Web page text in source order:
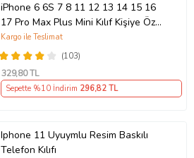
iPhone 6 6S 7 8 11 12 13 14 15 16
17 Pro Max Plus Mini Kılıf Kişiye Özel
Resimli Fotoğraflı Silikon
(103)
Kargo ile Teslimat
329,80 TL
Sepette %10 İndirim 296,82 TL
Iphone 11 Uyuymlu Resim Baskılı
Telefon Kılıfı